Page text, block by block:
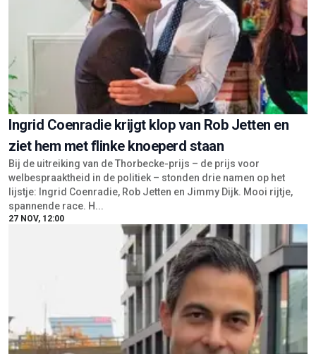
Ingrid Coenradie krijgt klop van Rob Jetten en
ziet hem met flinke knoeperd staan
Bij de uitreiking van de Thorbecke-prijs – de prijs voor
welbespraaktheid in de politiek – stonden drie namen op het
lijstje: Ingrid Coenradie, Rob Jetten en Jimmy Dijk. Mooi rijtje,
spannende race. H...
27 NOV, 12:00